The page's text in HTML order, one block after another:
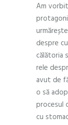
Am
despre
călătoria
rele
avut de
o să
procesul
cu